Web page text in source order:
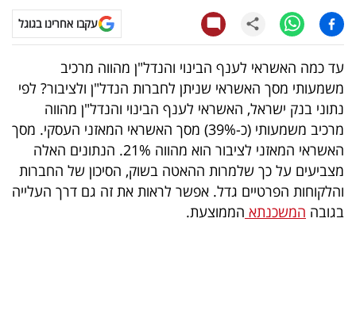
טלוויזיה
עסקי
ספורט
קריירה
ולימודים
מינויים
רייטינג
עקבו אחרינו בגוגל
עד כמה האשראי לענף הבינוי והנדל"ן מהווה מרכיב
משמעותי מסך האשראי שניתן לחברות הנדל"ן ולציבור? לפי
נתוני בנק ישראל, האשראי לענף הבינוי והנדל"ן מהווה
מרכיב משמעותי (כ-39%) מסך האשראי המאזני העסקי. מסך
האשראי המאזני לציבור הוא מהווה 21%. הנתונים האלה
מצביעים על כך שלמרות ההאטה בשוק, הסיכון של החברות
והלקוחות הפרטיים גדל. אפשר לראות את זה גם דרך העלייה
בגובה המשכנתא הממוצעת.